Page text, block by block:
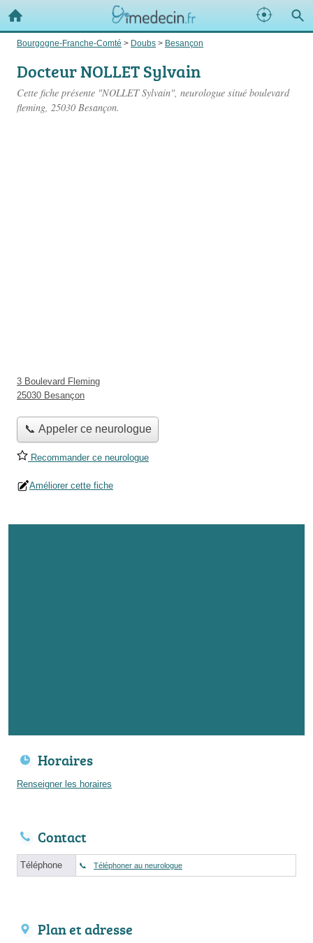
Bourgogne-Franche-Comté > Doubs > Besançon
Docteur NOLLET Sylvain
Cette fiche présente "NOLLET Sylvain", neurologue situé boulevard
fleming, 25030 Besançon.
3 Boulevard Fleming
25030 Besançon
📞 Appeler ce neurologue
Recommander ce neurologue
Améliorer cette fiche
Horaires
Renseigner les horaires
Contact
Téléphone Téléphoner au neurologue
Plan et adresse